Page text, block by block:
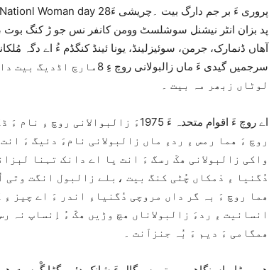
پد بزان انٹر نیشنل سوشلسٹ وومن کانفر نس جو ڑ کنگ بوت
آھاں ڈنمارک، جرمن، سوئیزلینڈ، یونا ئینڈ کنگڈم ءُ اے دگہ
سرجمیں گیدی ءَ ماں
لوٹاں زبھر مہ بیت ۔
اے روچ ءَ اقوام متحدہ ءَ 1975ءَ
روچ ءَ ھما رمس ءِ ردءِ ماں زالبولانی نامءَ دئیگ ءَ
واکی زالبولانی ھکّ رسگ ءَ انت یا اے دانک تہنا
دُگنیا ءِ دْمکاں چُٹی کنگ بیت ،بلے زالبول انگت وتی
ھما روچ ءَ بہ گر داں مروچی دُگنیاءِ اندر ءَ اے چیز
انسانیت ءِ ردءَ زالبولاناں ھچ وڑیں ھکّ ءُ اِنساپ نہ
ھمگامی ءَ دیم ءَ بُہ جنزاَنت ۔